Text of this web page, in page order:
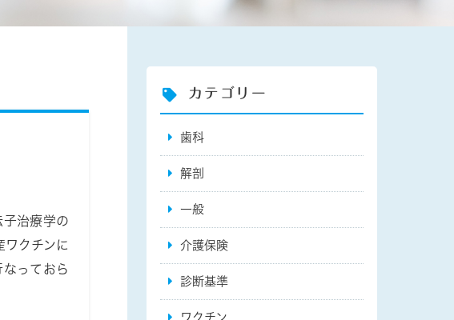
治療学の
ワクチンに
っておら
カテゴリー
歯科
解剖
一般
介護保険
診断基準
ワクチン